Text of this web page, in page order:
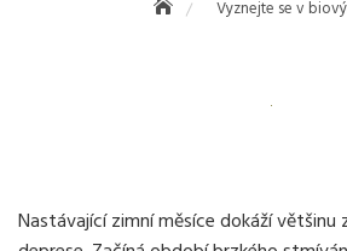
Vyznejte se v
Nastávající zimní měsíce dokáží většinu